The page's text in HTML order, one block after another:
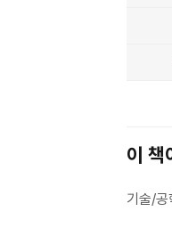
이 책
기술/